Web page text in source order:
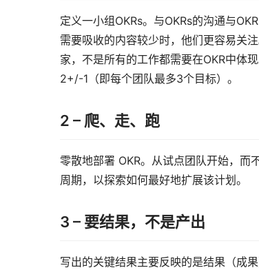
定义一小组OKRs。与OKRs的沟通与
需要吸收的内容较少时，他们更容易关
家，不是所有的工作都需要在OKR中体
2+/-1（即每个团队最多3个目标）。
2 – 爬、走、跑
零散地部署 OKR。从试点团队开始，而
周期，以探索如何最好地扩展该计划。
3 – 要结果，不是产出
写出的关键结果主要反映的是结果（成